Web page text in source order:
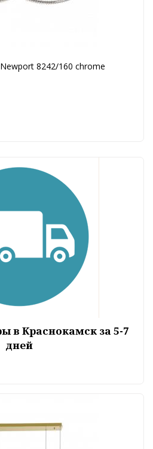
8242/160 chrome
в Краснокамск за 5-7
дней